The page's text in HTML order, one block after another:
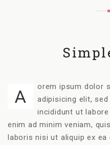
A
orem ipsum dolor
adipisicing elit,
incididunt ut
enim ad minim veniam,
laboris nisi ut aliquip ex